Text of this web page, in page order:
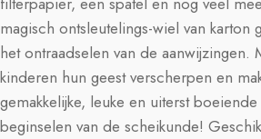
magisch ontsleutelings-wiel van karton
het ontraadselen van de aanwijzingen.
kinderen hun geest verscherpen en
gemakkelijke, leuke en uiterst
beginselen van de scheikunde!